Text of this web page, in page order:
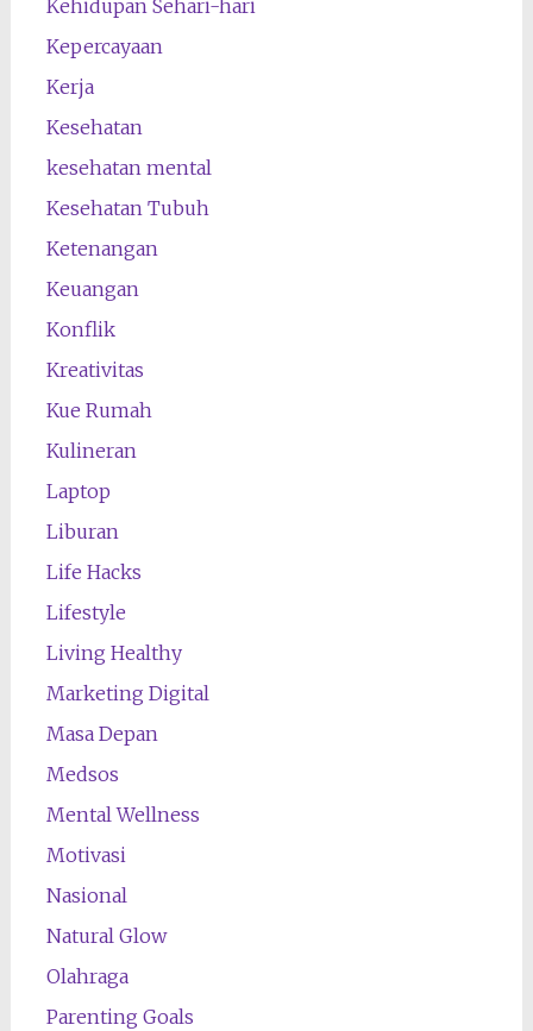
Kehidupan Sehari-hari
Kepercayaan
Kerja
Kesehatan
kesehatan mental
Kesehatan Tubuh
Ketenangan
Keuangan
Konflik
Kreativitas
Kue Rumah
Kulineran
Laptop
Liburan
Life Hacks
Lifestyle
Living Healthy
Marketing Digital
Masa Depan
Medsos
Mental Wellness
Motivasi
Nasional
Natural Glow
Olahraga
Parenting Goals